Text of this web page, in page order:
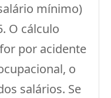
mínimo)
O cálculo
por acidente
o
salários. Se